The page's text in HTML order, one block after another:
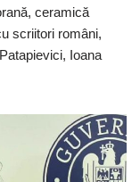
ceramică
scriitori români,
Ioana